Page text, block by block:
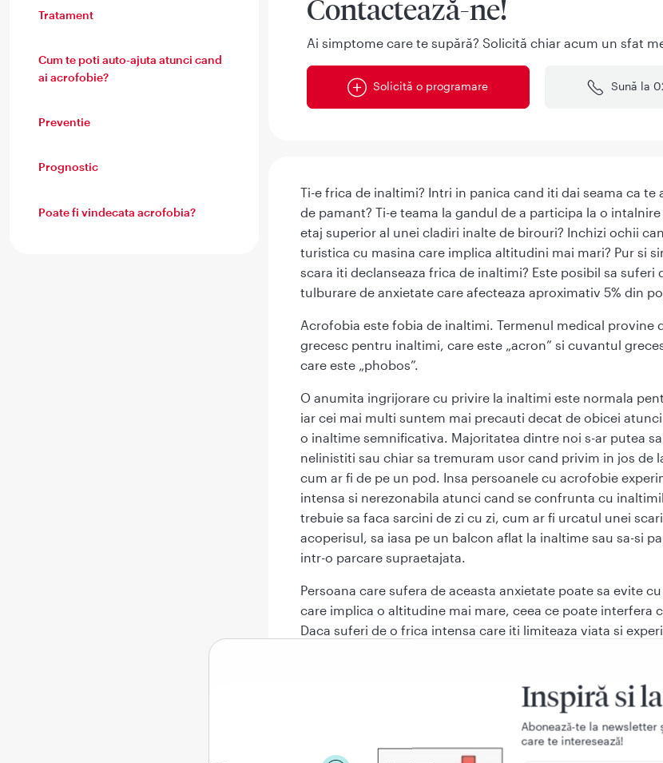
Tratament
Cum te poti auto-ajuta atunci cand
ai acrofobie?
Preventie
Prognostic
Poate fi vindecata acrofobia?
Contactează-ne!
Ai simptome care te supără? Solicită chiar acum un sfat
Solicită o programare Sună la
Ti-e frica de inaltimi? Intri in panica cand iti dai seama ca te
de pamant? Ti-e teama la gandul de a participa la o
etaj superior al unei cladiri inalte de birouri? Inchizi ochii
turistica cu masina care implica altitudini mai mari? Pur si
scara iti declanseaza frica de inaltimi? Este posibil sa suferi
tulburare de anxietate care afecteaza aproximativ 5% din
Acrofobia este fobia de inaltimi. Termenul medical provine
grecesc pentru inaltimi, care este „acron” si cuvantul
care este „phobos”.
O anumita ingrijorare cu privire la inaltimi este normala
iar cei mai multi suntem mai precauti decat de obicei
o inaltime semnificativa. Majoritatea dintre noi s-ar putea
nelinistiti sau chiar sa tremuram usor cand privim in jos de
cum ar fi de pe un pod. Insa persoanele cu acrofobie
intensa si nerezonabila atunci cand se confrunta cu
trebuie sa faca sarcini de zi cu zi, cum ar fi urcatul unei
acoperisul, sa iasa pe un balcon aflat la inaltime sau sa-si
intr-o parcare supraetajata.
Persoana care sufera de aceasta anxietate poate sa evite
care implica o altitudine mai mare, ceea ce poate interfera
Daca suferi de o frica intensa care iti limiteaza viata si
iti recomande un tratament adecvat. Din fericire,
specifice, acrofobia poate fi tratata cu un anumit tip de
Inspiră si
Aboneazǎ-te la newsletter
care te intereseazǎ!